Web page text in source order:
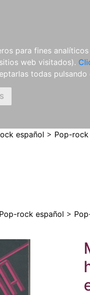
para fines
web visitados).
todas pulsando
Y EDICIONES
español > Pop-
Pop-rock español >